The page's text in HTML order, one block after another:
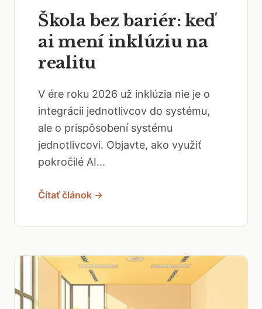
Škola bez bariér: keď
ai mení inklúziu na
realitu
V ére roku 2026 už inklúzia nie je o
integrácii jednotlivcov do systému,
ale o prispôsobení systému
jednotlivcovi. Objavte, ako využiť
pokročilé AI...
Čítať článok →